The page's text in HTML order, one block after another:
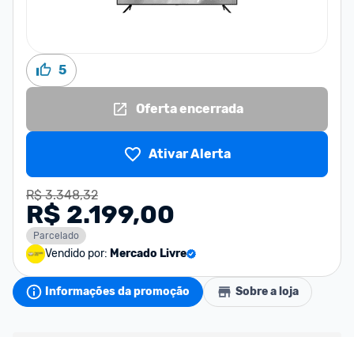
5
Oferta encerrada
Ativar Alerta
R$ 3.348,32
R$ 2.199,00
Parcelado
Vendido por: Mercado Livre
Informações da promoção Sobre a loja